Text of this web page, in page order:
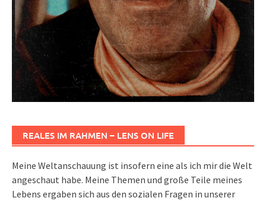
REALES IM RAHMEN – LENS ON LIFE
Meine Weltanschauung ist insofern eine als ich mir die Welt
angeschaut habe. Meine Themen und große Teile meines
Lebens ergaben sich aus den sozialen Fragen in unserer